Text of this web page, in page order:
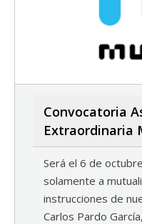
Convocatoria
Extraordinaria
Será el 6 de
solamente a
instrucciones de
Carlos Pardo